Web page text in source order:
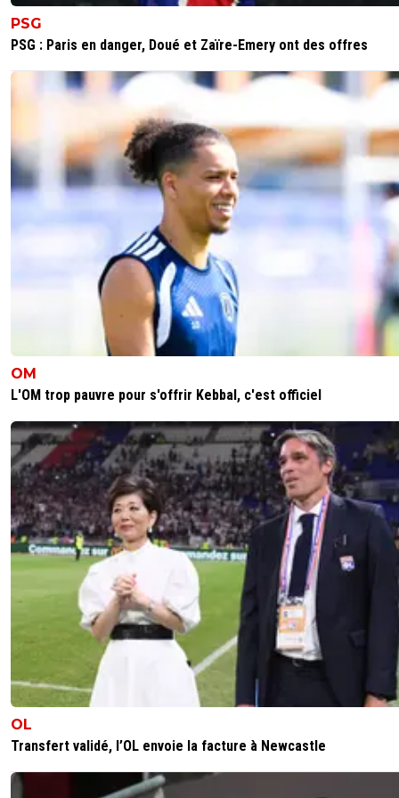
internationale. Les joueurs anglais qui évoluent
+
hardstylerz 01 août 2022 à 12:29 +0
Par essence ? Non non, ça a été imposé, donc
remarque est idiote.
Répondre
31 juillet 2022 à 13:08
Vous avez choisi le seul exemple qui était dénué
essence puisque l'anglais s'est clairement imposé
comme la langue internationale dans le monde.Il
vaudrait mieux comparer avec ce qui se passe en
Espagne, en Italie, en Allemagne, aux Pays-Bas,
Dans ce genre de club, la langue officielle devrait être
0+ Répondre
ol-e-progresso 31 juillet 2022 à 12:06 +
Le Franspagnol avec l'accent du Sud-Ouest. Seul
possible.
Répondre
alexandre-aur-lien 31 juillet 2022 à 11:42 +0
Bah oui, on n'est plus au moyen-âge, il serait ridicule de
parler français en France! Il n'y a guère que les
pour penser que si les pays ont une ou plusieurs langues
officielles c'est que cela répond à un besoin logique de
Répondre
PSG
PSG : Paris en danger, Doué et Zaïre-Emery ont des offres
OM
L'OM trop pauvre pour s'offrir Kebbal, c'est officiel
OL
Transfert validé, l’OL envoie la facture à Newcastle